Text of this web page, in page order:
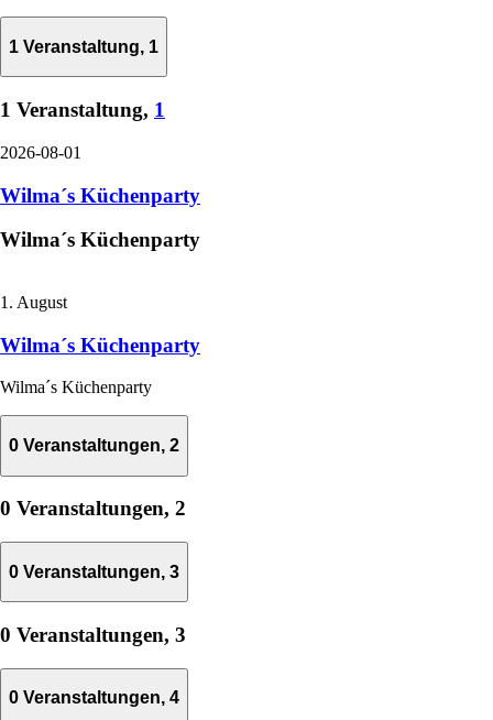
1 Veranstaltung, 1
1 Veranstaltung, 1
2026-08-01
Wilma´s Küchenparty
Wilma´s Küchenparty
1. August
Wilma´s Küchenparty
Wilma´s Küchenparty
0 Veranstaltungen, 2
0 Veranstaltungen, 2
0 Veranstaltungen, 3
0 Veranstaltungen, 3
0 Veranstaltungen, 4